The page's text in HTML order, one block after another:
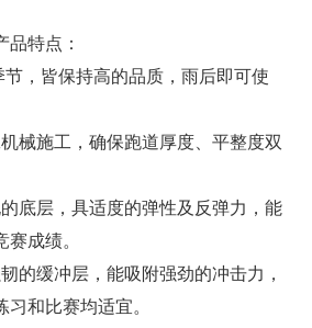
品特点：
，皆保持高的品质，雨后即可使
械施工，确保跑道厚度、平整度双
底层，具适度的弹性及反弹力，能
成绩。
的缓冲层，能吸附强劲的冲击力，
和比赛均适宜。